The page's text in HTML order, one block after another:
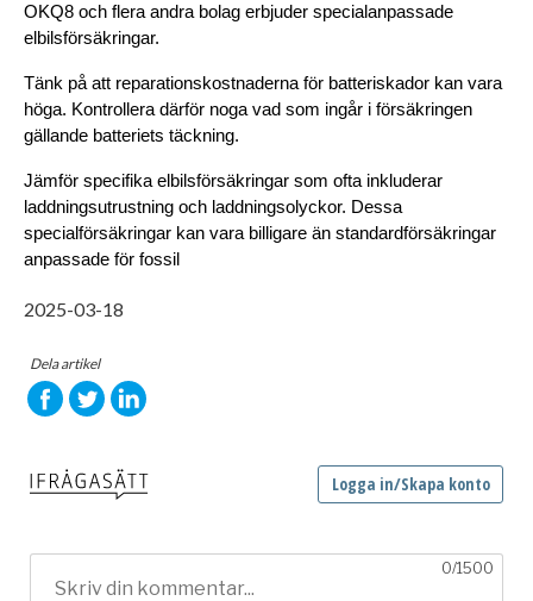
OKQ8 och flera andra bolag erbjuder specialanpassade
elbilsförsäkringar.
Tänk på att reparationskostnaderna för batteriskador kan vara
höga. Kontrollera därför noga vad som ingår i försäkringen
gällande batteriets täckning.
Jämför specifika elbilsförsäkringar som ofta inkluderar
laddningsutrustning och laddningsolyckor. Dessa
specialförsäkringar kan vara billigare än standardförsäkringar
anpassade för fossil
2025-03-18
Dela artikel